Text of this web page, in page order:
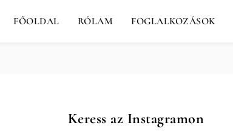
FŐOLDAL RÓLAM FOGLALKOZÁSOK
Keress az Instagramon